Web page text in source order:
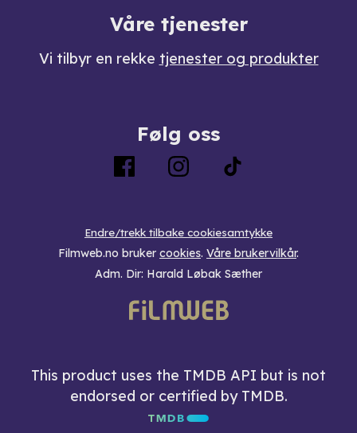
Våre tjenester
Vi tilbyr en rekke tjenester og produkter
Følg oss
Endre/trekk tilbake cookiesamtykke
Filmweb.no bruker cookies. Våre brukervilkår.
Adm. Dir: Harald Løbak Sæther
This product uses the TMDB API but is not
endorsed or certified by TMDB.